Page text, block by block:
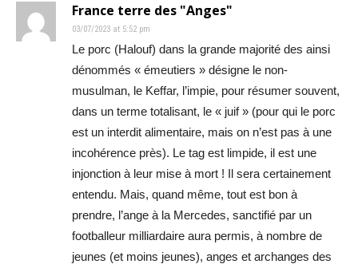
France terre des "Anges"
03/07/2023 at 5:52 pm
Le porc (Halouf) dans la grande majorité des ainsi
dénommés « émeutiers » désigne le non-
musulman, le Keffar, l’impie, pour résumer souvent,
dans un terme totalisant, le « juif » (pour qui le porc
est un interdit alimentaire, mais on n’est pas à une
incohérence près). Le tag est limpide, il est une
injonction à leur mise à mort ! Il sera certainement
entendu. Mais, quand même, tout est bon à
prendre, l’ange à la Mercedes, sanctifié par un
footballeur milliardaire aura permis, à nombre de
jeunes (et moins jeunes), anges et archanges des